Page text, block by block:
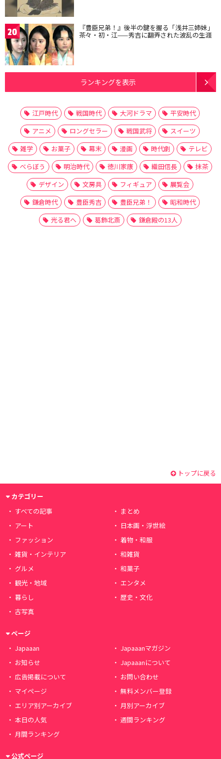
20 『豊臣兄弟！』後半の鍵を握る「浅井三姉妹」
茶々・初・江——秀吉に翻弄された波乱の生涯
ランキングを表示
江戸時代 戦国時代 大河ドラマ
平安時代
アニメ
ロングセラー 戦国武将
スイーツ
雑学
お菓子 幕末 漫画 時代劇
テレビ
べらぼう
明治時代 徳川家康 織田信長
抹茶
デザイン
文房具 フィギュア
展覧会
鎌倉時代
豊臣秀吉 豊臣兄弟！
昭和時代
光る君へ
葛飾北斎 鎌倉殿の13人
トップに戻る
カテゴリー
すべての記事
まとめ
アート
日本画・浮世絵
ファッション
着物・和服
雑貨・インテリア
和雑貨
グルメ
和菓子
観光・地域
エンタメ
暮らし
歴史・文化
古写真
ページ
Japaaan
Japaaanマガジン
お知らせ
Japaaanについて
広告掲載について
お問い合わせ
マイページ
無料メンバー登録
エリア別アーカイブ
月別アーカイブ
本日の人気
週間ランキング
月間ランキング
公式ページ